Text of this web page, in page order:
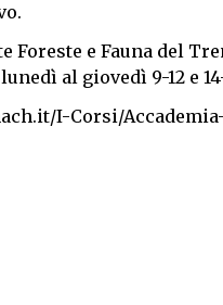
e Fauna del
al giovedì 9-12 e
I-Corsi/Accademia-